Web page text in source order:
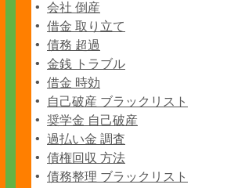
会社 倒産
借金 取り立て
債務 超過
金銭 トラブル
借金 時効
自己破産 ブラックリスト
奨学金 自己破産
過払い金 調査
債権回収 方法
債務整理 ブラックリスト